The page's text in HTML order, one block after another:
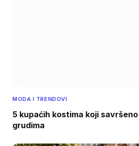
MODA I TRENDOVI
5 kupaćih kostima koji
grudima